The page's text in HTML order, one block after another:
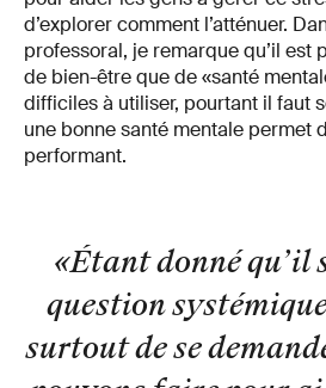
d’explorer comment l’atténuer.
professoral, je remarque qu’il est
de bien-être que de «santé
difficiles à utiliser, pourtant il faut
une bonne santé mentale permet
performant.
«Étant donné qu’il
question
surtout de se